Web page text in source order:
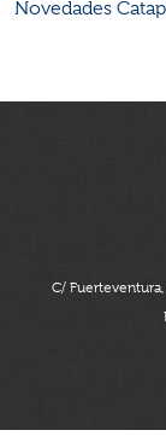
Novedades
C/ Fuerteventura,